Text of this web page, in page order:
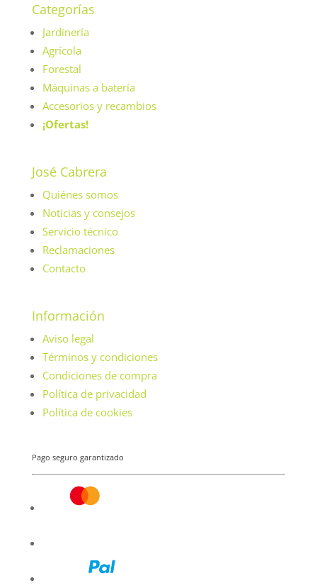
Categorías
Jardinería
Agrícola
Forestal
Máquinas a batería
Accesorios y recambios
¡Ofertas!
José Cabrera
Quiénes somos
Noticias y consejos
Servicio técnico
Reclamaciones
Contacto
Información
Aviso legal
Términos y condiciones
Condiciones de compra
Política de privacidad
Política de cookies
Pago seguro garantizado